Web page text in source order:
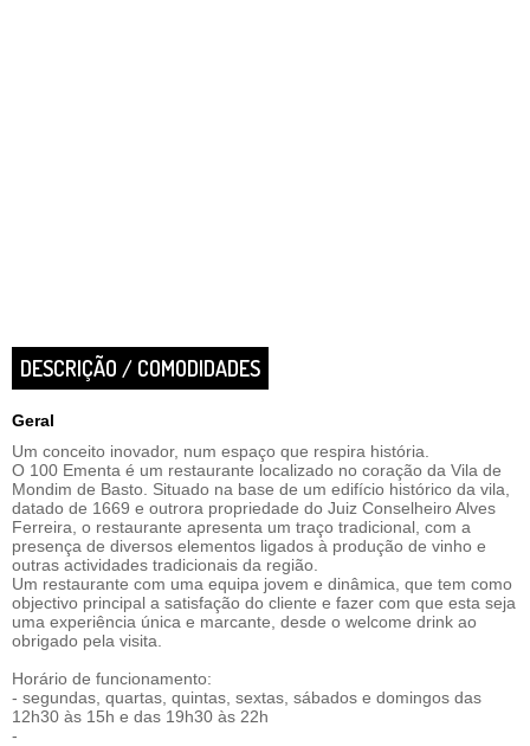
DESCRIÇÃO / COMODIDADES
Geral
Um conceito inovador, num espaço que respira história.
O 100 Ementa é um restaurante localizado no coração da Vila de
Mondim de Basto. Situado na base de um edifício histórico da vila,
datado de 1669 e outrora propriedade do Juiz Conselheiro Alves
Ferreira, o restaurante apresenta um traço tradicional, com a
presença de diversos elementos ligados à produção de vinho e
outras actividades tradicionais da região.
Um restaurante com uma equipa jovem e dinâmica, que tem como
objectivo principal a satisfação do cliente e fazer com que esta seja
uma experiência única e marcante, desde o welcome drink ao
obrigado pela visita.
Horário de funcionamento:
- segundas, quartas, quintas, sextas, sábados e domingos das
12h30 às 15h e das 19h30 às 22h
-